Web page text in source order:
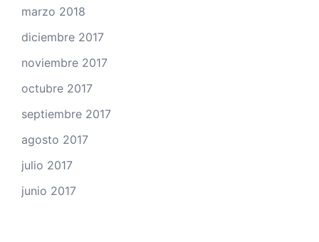
marzo 2018
diciembre 2017
noviembre 2017
octubre 2017
septiembre 2017
agosto 2017
julio 2017
junio 2017